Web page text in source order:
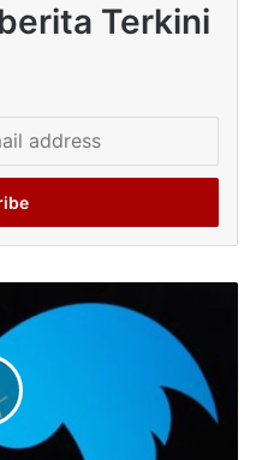
Terkini